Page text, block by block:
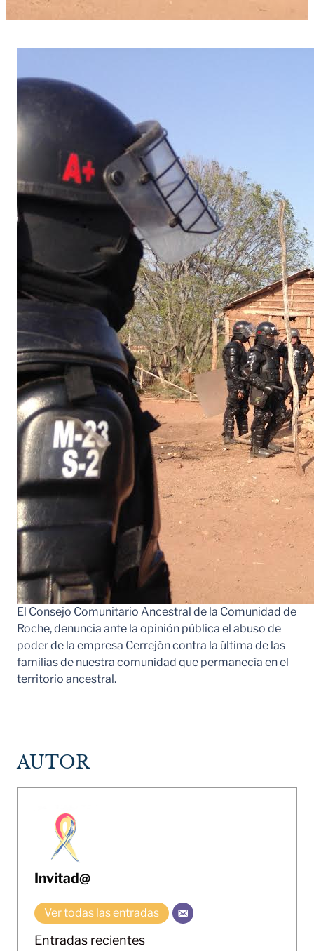
El Consejo Comunitario Ancestral de la Comunidad de
Roche, denuncia ante la opinión pública el abuso de
poder de la empresa Cerrejón contra la última de las
familias de nuestra comunidad que permanecía en el
territorio ancestral.
AUTOR
Invitad@
Ver todas las entradas
Entradas recientes